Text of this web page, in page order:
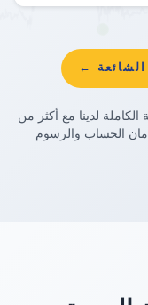
←
لدينا مع أكثر من
وأمان الحساب والرسوم